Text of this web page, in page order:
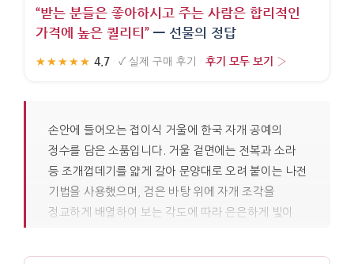
“받는 분들은 좋아하시고 주는 사람은 합리적인
가격에 높은 퀄리티” — 선물의 정답
★★★★★ 4.7 · ✓ 실제 구매 후기 · 후기 모두 보기 ›
손안에 들어오는 접이식 거울에 한국 자개 공예의
정수를 담은 소품입니다. 거울 겉면에는 전복과 소라
등 조개껍데기를 얇게 갈아 문양대로 오려 붙이는 나전
기법을 사용했으며, 검은 바탕 위에 자개 조각을
정교하게 배열하여 보는 각도에 따라 은은하게 빛이
선이 단정하여 부담스럽지 않으며, 한국 전통에서